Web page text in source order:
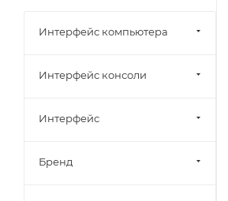
Интерфейс компьютера
Интерфейс консоли
Интерфейс
Бренд